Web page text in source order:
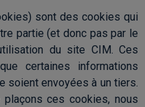
sont des cookies qui
partie (et donc pas par le
du site CIM. Ces
certaines informations
soient envoyées à un tiers.
ces cookies, nous